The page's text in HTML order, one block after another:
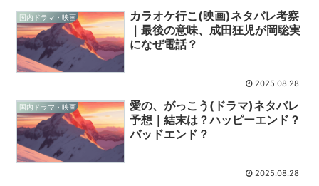
国内ドラマ・映画
カラオケ行こ(映画)ネタバレ考察
｜最後の意味、成田狂児が岡聡実
になぜ電話？
2025.08.28
国内ドラマ・映画
愛の、がっこう(ドラマ)ネタバレ
予想｜結末は？ハッピーエンド？
バッドエンド？
2025.08.28